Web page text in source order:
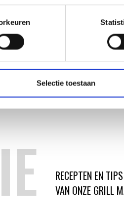
Selectie toestaan
RECEPTEN EN TIPS
VAN ONZE GRILL